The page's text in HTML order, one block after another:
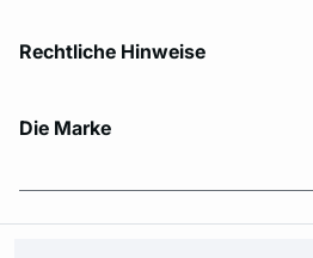
Rechtliche Hinweise
Die Marke